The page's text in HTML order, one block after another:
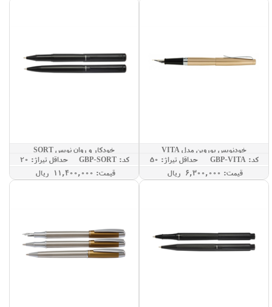
خودنویس یوروپن مدل VITA
کد: GBP-VITA
حداقل تيراژ: 50
قيمت: 6,300,000 ريال
خودکار و روان نویس SORT
کد: GBP-SORT
حداقل تيراژ: 20
قيمت: 11,400,000 ريال